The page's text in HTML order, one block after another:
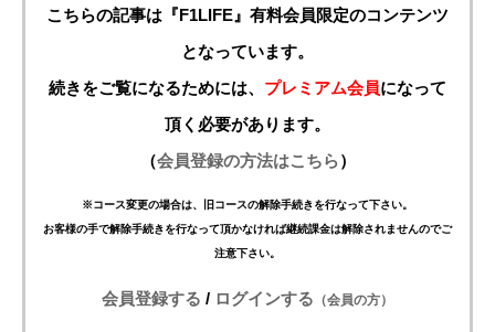
こちらの記事は『F1LIFE』有料会員限定のコンテンツ
となっています。
続きをご覧になるためには、 プレミアム会員になって
頂く必要があります。
（会員登録の方法はこちら）
※コース変更の場合は、旧コースの解除手続きを行なって下さい。
お客様の手で解除手続きを行なって頂かなければ継続課金は解除されませんのでご
注意下さい。
会員登録する / ログインする （会員の方）